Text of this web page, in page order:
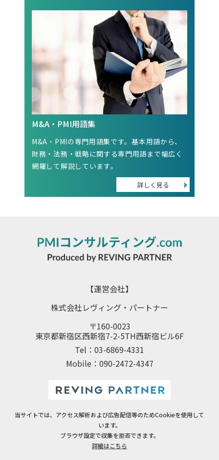
M&A・PMI用語集
M&A・PMIの専門用語集です。基本用語から、
財務・法務・戦略に関する専門用語まで幅広く
網羅して解説しています。
【運営会社】
株式会社レヴィング・パートナー
〒160-0023
東京都新宿区西新宿7-2-5TH西新宿ビル6F
Tel：03-6869-4331
Mobile：090-2472-4347
当サイトでは、アクセス解析および広告配信等のためCookieを使用して
います。
ブラウザ設定で収集を拒否できます。
詳細はこちら